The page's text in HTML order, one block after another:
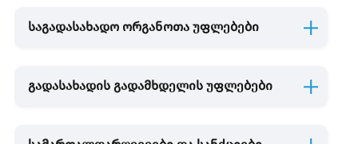
საგადასახადო ორგანოთა უფლებები
გადასახადის გადამხდელის უფლებები